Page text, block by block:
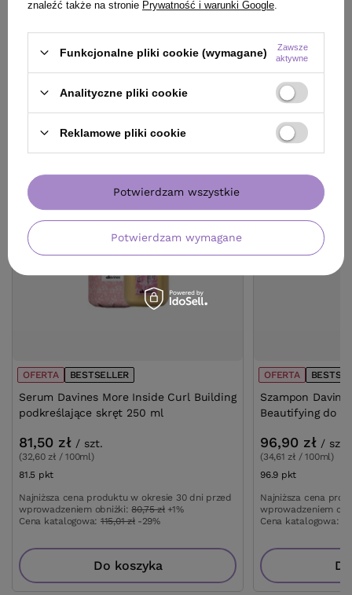
KLIENCI, KTÓRZY KUPILI TEN
PRODUKT KUPILI TAKŻE
OFERTA BESTSELLER
Serum Davines More Inside Curl Building
podkreślające skręt 250 ml
81,50 zł / szt.
(32,60 zł / 100ml)
81.5 pkt
Najniższa cena produktu w okresie 30 dni przed
wprowadzeniem obniżki:80,75 zł +1%
Cena katalogowa: 115,01 zł -29%
Do koszyka
OFERTA
Szampon
Beautifying do
96,90 zł / szt.
(34,61 zł / 100ml)
96.9 pkt
Najniższa cena
wprowadzeniem
Cena katalogowa:
znaleźć także na stronie Prywatność i warunki Google
Funkcjonalne pliki cookie (wymagane)
Zawsze
aktywne
Analityczne pliki cookie
Reklamowe pliki cookie
Potwierdzam wymagane
Potwierdzam wszystkie